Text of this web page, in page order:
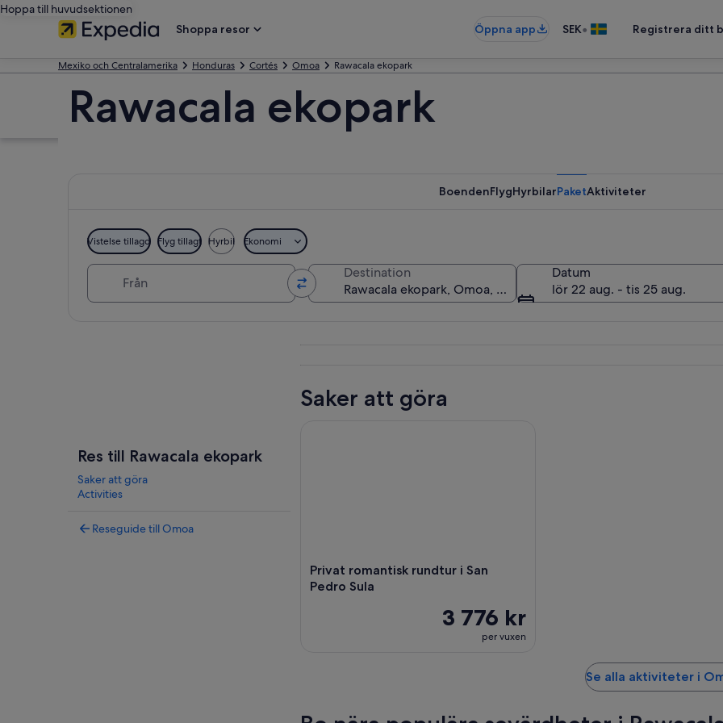
Hoppa till huvudsektionen
Shoppa resor
Öppna app SEK• Registrera ditt
Mexiko och Centralamerika Honduras Cortés Omoa Rawacala ekopark
Rawacala ekopark
BoendenFlygHyrbilarPaketAktiviteter
Vistelse tillagd Flyg tillagt Hyrbil Ekonomi
Destination
Datum
lör 22 aug. - tis 25 aug.
Res till Rawacala ekopark
Saker att göra
Activities
Reseguide till Omoa
Saker att göra
Privat romantisk rundtur i San
Pedro Sula
3 776 kr
per vuxen
Se alla aktiviteter i